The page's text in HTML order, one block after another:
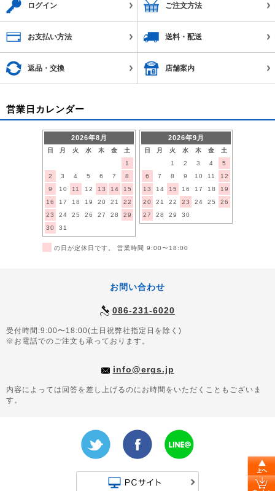
ログイン ご注文方法
お支払い方法 送料・配送
返品・交換 店舗案内
営業日カレンダー
2026年8月
日 月 火 水 木 金
土
1
2
3 4 5 6 7
8
9
10 11 12 13 14
15
16
17 18 19 20 21
22
23
24 25 26 27 28
29
30
31
2026年9月
日 月 火 水 木 金
土
1
2 3 4
5
6
7 8 9 10 11
12
13
14 15 16 17 18
19
20
21 22 23 24 25
26
27
28 29 30
の日が定休日です。 営業時間 9:00〜18:00
お問い合わせ
086-231-6020
受付時間:9:00〜18:00(土日祝弊社指定日を除く)
※お電話でのご注文も承っております。
info@ergs.jp
内容によっては回答を差し上げるのにお時間をいただくこともございま
す。